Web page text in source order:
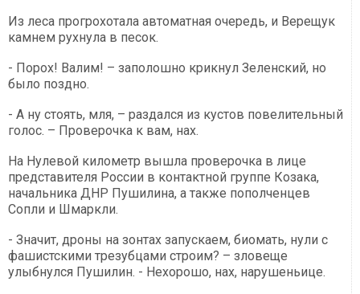
Из леса прогрохотала автоматная очередь, и Верещук
камнем рухнула в песок.
- Порох! Валим! – заполошно крикнул Зеленский, но
было поздно.
- А ну стоять, мля, – раздался из кустов повелительный
голос. – Проверочка к вам, нах.
На Нулевой километр вышла проверочка в лице
представителя России в контактной группе Козака,
начальника ДНР Пушилина, а также пополченцев
Сопли и Шмаркли.
- Значит, дроны на зонтах запускаем, биомать, нули с
фашистскими трезубцами строим? – зловеще
улыбнулся Пушилин. - Нехорошо, нах, нарушеньице.